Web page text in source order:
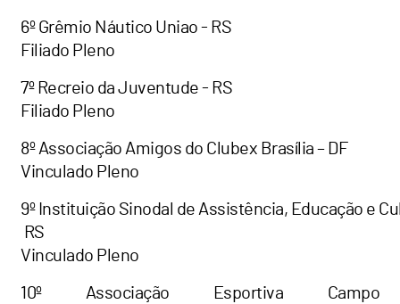
6º Grêmio Náutico Uniao - RS
Filiado Pleno
7º Recreio da Juventude - RS
Filiado Pleno
8º Associação Amigos do Clubex Brasília – DF
Vinculado Pleno
9º Instituição Sinodal de Assistência, Educação e
RS
Vinculado Pleno
10º Associação Esportiva Campo